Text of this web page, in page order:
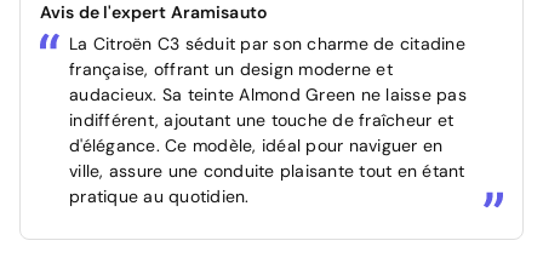
Avis de l'expert Aramisauto
La Citroën C3 séduit par son charme de citadine
française, offrant un design moderne et
audacieux. Sa teinte Almond Green ne laisse pas
indifférent, ajoutant une touche de fraîcheur et
d'élégance. Ce modèle, idéal pour naviguer en
ville, assure une conduite plaisante tout en étant
pratique au quotidien.